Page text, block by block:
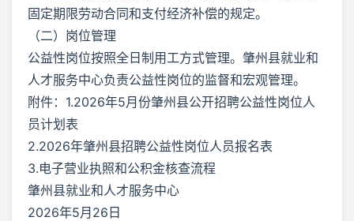
固定期限劳动合同和支付经济补偿的规定。
（二）岗位管理
公益性岗位按照全日制用工方式管理。肇州县就业和
人才服务中心负责公益性岗位的监督和宏观管理。
附件：1.2026年5月份肇州县公开招聘公益性岗位人
员计划表
2.2026年肇州县招聘公益性岗位人员报名表
3.电子营业执照和公积金核查流程
肇州县就业和人才服务中心
2026年5月26日